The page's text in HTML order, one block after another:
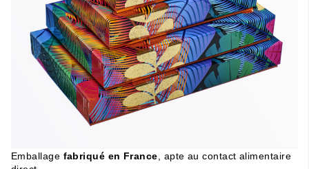
Emballage fabriqué en France , apte au contact alimentaire